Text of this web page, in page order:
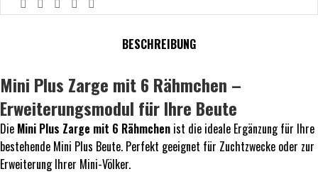
BESCHREIBUNG
Mini Plus Zarge mit 6 Rähmchen –
Erweiterungsmodul für Ihre Beute
Die Mini Plus Zarge mit 6 Rähmchen ist die ideale Ergänzung für Ihre
bestehende Mini Plus Beute. Perfekt geeignet für Zuchtzwecke oder zur
Erweiterung Ihrer Mini-Völker.